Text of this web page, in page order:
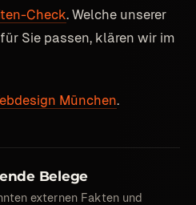
Check. Welche unserer
für Sie passen, klären wir im
München.
Belege
externen Fakten und